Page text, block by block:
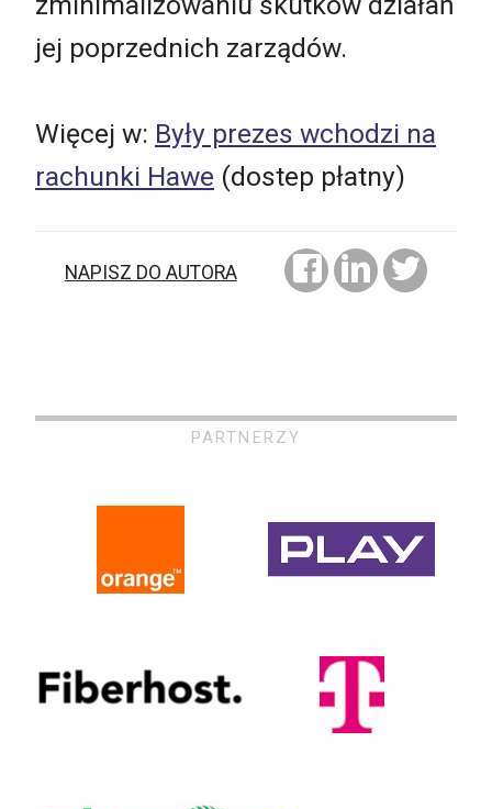
jej poprzednich zarządów.
Więcej w: Były prezes wchodzi na
rachunki Hawe (dostep płatny)
NAPISZ DO AUTORA
PARTNERZY